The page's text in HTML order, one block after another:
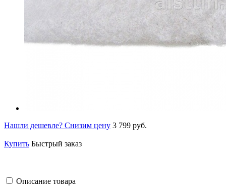
Нашли дешевле? Снизим цену 3 799 руб.
Купить Быстрый заказ
Описание товара